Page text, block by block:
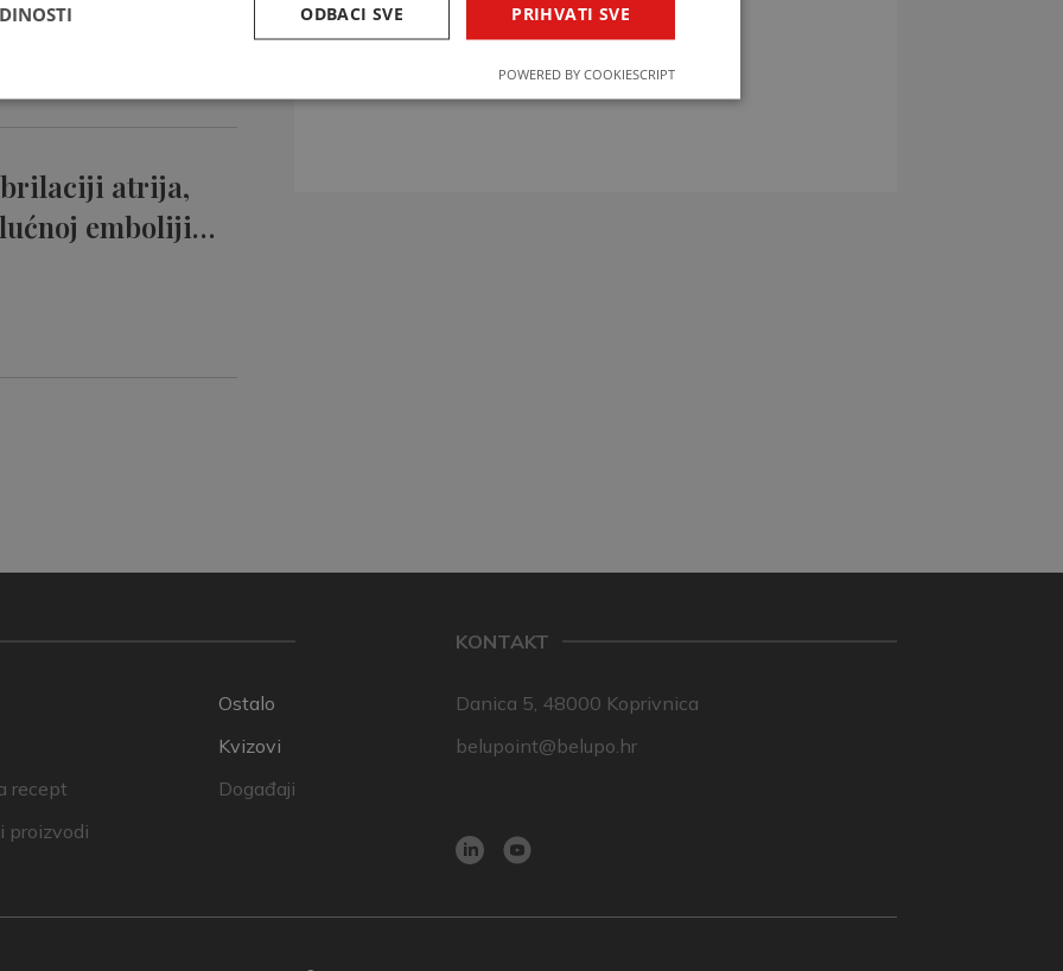
atrija,
emboliji…
INTERAKCIJE LIJEKOVA
Provjerite interakcije lijekova u svega par klikova!
recept
proizvodi
Ostalo
Kvizovi
Događaji
KONTAKT
Danica 5, 48000 Koprivnica
belupoint@belupo.hr
PRIHVATI SVE
ODBACI SVE
POWERED BY COOKIESCRIPT